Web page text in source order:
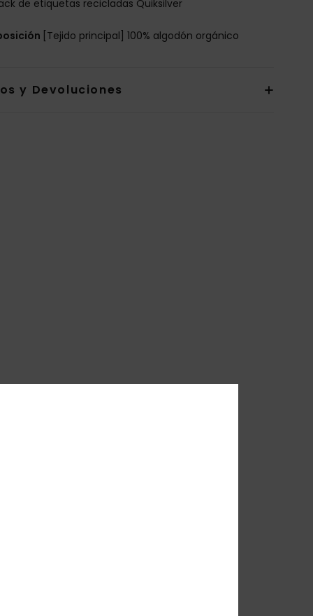
de etiquetas recicladas Quiksilver
[Tejido principal] 100% algodón orgánico
y Devoluciones